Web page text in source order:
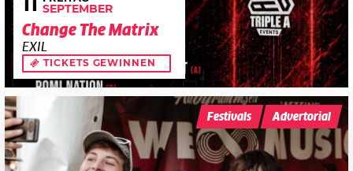
11 SEPTEMBER
Change The Matrix
EXIL
TICKETS GEWINNEN
Festivals Advertorial